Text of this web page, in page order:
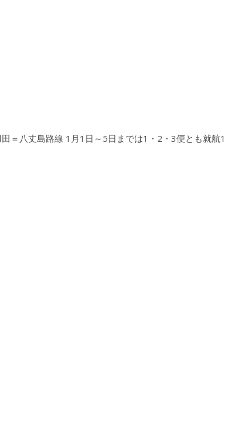
＝八丈島路線 1月1日～5日までは1・2・3便とも就航1